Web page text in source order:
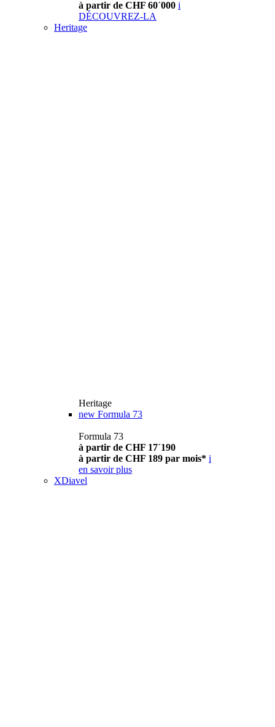
à partir de CHF 60´000 i
DÉCOUVREZ-LA
Heritage
Heritage
new Formula 73
Formula 73
à partir de CHF 17´190
à partir de CHF 189 par mois* i
en savoir plus
XDiavel